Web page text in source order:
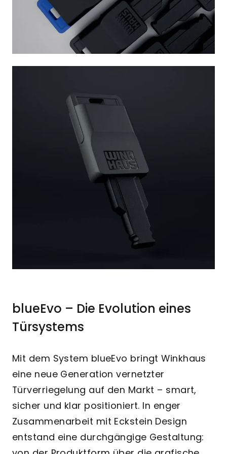
blueEvo – Die Evolution eines
Türsystems
Mit dem System blueEvo bringt Winkhaus
eine neue Generation vernetzter
Türverriegelung auf den Markt – smart,
sicher und klar positioniert. In enger
Zusammenarbeit mit Eckstein Design
entstand eine durchgängige Gestaltung: